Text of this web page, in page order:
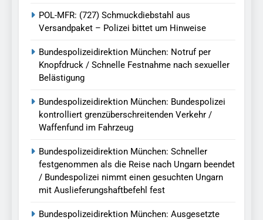
POL-MFR: (727) Schmuckdiebstahl aus
Versandpaket – Polizei bittet um Hinweise
Bundespolizeidirektion München: Notruf per
Knopfdruck / Schnelle Festnahme nach sexueller
Belästigung
Bundespolizeidirektion München: Bundespolizei
kontrolliert grenzüberschreitenden Verkehr /
Waffenfund im Fahrzeug
Bundespolizeidirektion München: Schneller
festgenommen als die Reise nach Ungarn beendet
/ Bundespolizei nimmt einen gesuchten Ungarn
mit Auslieferungshaftbefehl fest
Bundespolizeidirektion München: Ausgesetzte